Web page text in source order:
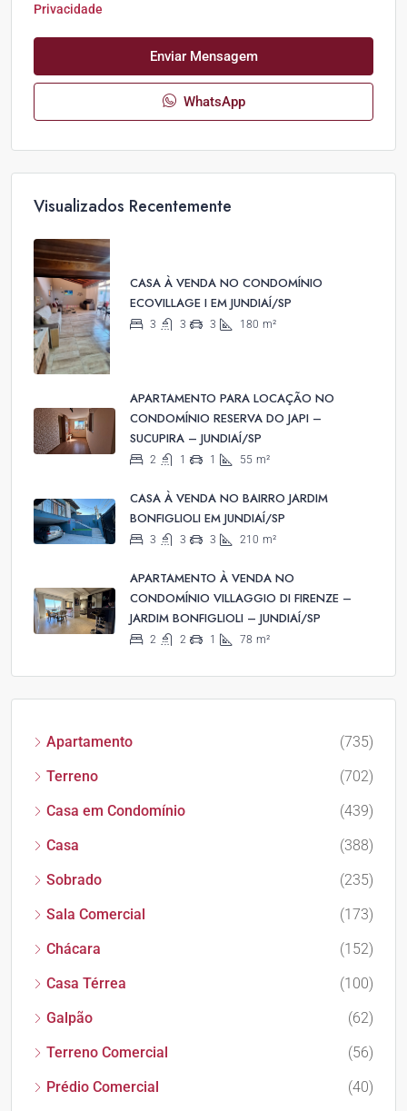
Privacidade
Enviar Mensagem
WhatsApp
Visualizados Recentemente
CASA À VENDA NO CONDOMÍNIO
ECOVILLAGE I EM JUNDIAÍ/SP
3 3 3 180 m²
APARTAMENTO PARA LOCAÇÃO NO
CONDOMÍNIO RESERVA DO JAPI –
SUCUPIRA – JUNDIAÍ/SP
2 1 1 55 m²
CASA À VENDA NO BAIRRO JARDIM
BONFIGLIOLI EM JUNDIAÍ/SP
3 3 3 210 m²
APARTAMENTO À VENDA NO
CONDOMÍNIO VILLAGGIO DI FIRENZE –
JARDIM BONFIGLIOLI – JUNDIAÍ/SP
2 2 1 78 m²
Apartamento
(735)
Terreno
(702)
Casa em Condomínio
(439)
Casa
(388)
Sobrado
(235)
Sala Comercial
(173)
Chácara
(152)
Casa Térrea
(100)
Galpão
(62)
Terreno Comercial
(56)
Prédio Comercial
(40)